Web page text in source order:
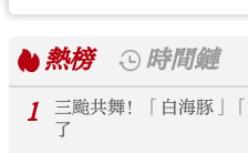
熱榜
時間鏈
1
三颱共舞！「白海豚」
了